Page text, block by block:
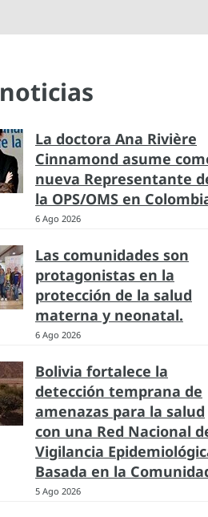
La doctora Ana Rivière
Cinnamond asume
nueva Representante
la OPS/OMS en
6 Ago 2026
Las comunidades son
protagonistas en la
protección de la salud
materna y neonatal.
6 Ago 2026
Bolivia fortalece la
detección temprana de
amenazas para la salud
con una Red Nacional
Vigilancia
Basada en la
5 Ago 2026